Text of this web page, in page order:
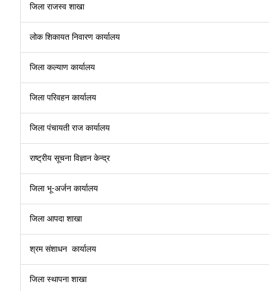
जिला राजस्‍व शाखा
लोक शिकायत निवारण कार्यालय
जिला कल्‍याण कार्यालय
जिला परिवहन कार्यालय
जिला पंचायती राज कार्यालय
राष्‍ट्रीय सूचना विज्ञान केन्‍द्र
जिला भू-अर्जन कार्यालय
जिला आपदा शाखा
श्रम संशाधन कार्यालय
जिला स्‍थापना शाखा